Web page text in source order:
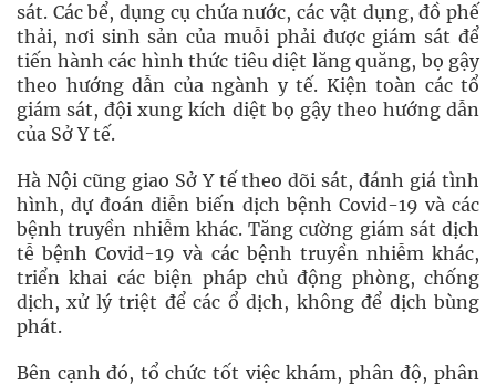
sát. Các bể, dụng cụ chứa nước, các vật dụng, đồ phế
thải, nơi sinh sản của muỗi phải được giám sát để
tiến hành các hình thức tiêu diệt lăng quăng, bọ gậy
theo hướng dẫn của ngành y tế. Kiện toàn các tổ
giám sát, đội xung kích diệt bọ gậy theo hướng dẫn
của Sở Y tế.
Hà Nội cũng giao Sở Y tế theo dõi sát, đánh giá tình
hình, dự đoán diễn biến dịch bệnh Covid-19 và các
bệnh truyền nhiễm khác. Tăng cường giám sát dịch
tễ bệnh Covid-19 và các bệnh truyền nhiễm khác,
triển khai các biện pháp chủ động phòng, chống
dịch, xử lý triệt để các ổ dịch, không để dịch bùng
phát.
Bên cạnh đó, tổ chức tốt việc khám, phân độ, phân